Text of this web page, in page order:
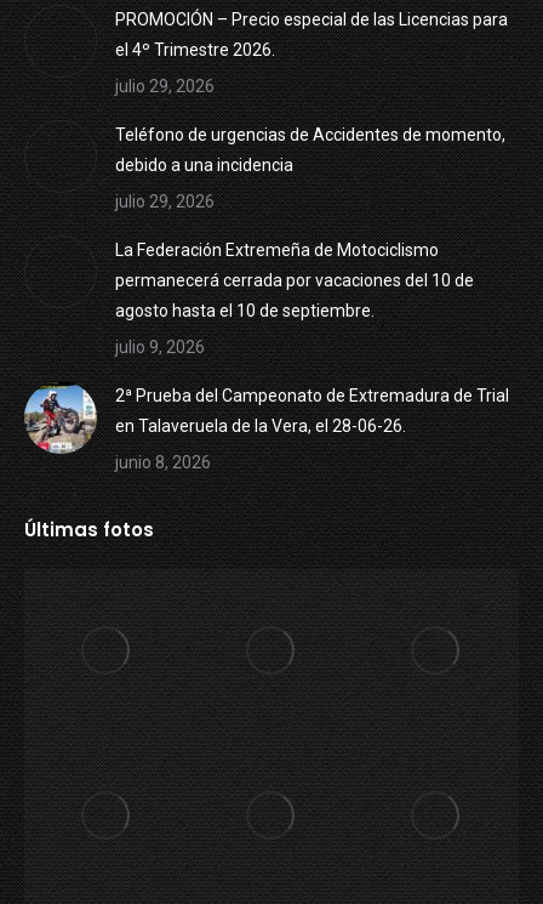
PROMOCIÓN – Precio especial de las Licencias para
el 4º Trimestre 2026.
julio 29, 2026
Teléfono de urgencias de Accidentes de momento,
debido a una incidencia
julio 29, 2026
La Federación Extremeña de Motociclismo
permanecerá cerrada por vacaciones del 10 de
agosto hasta el 10 de septiembre.
julio 9, 2026
2ª Prueba del Campeonato de Extremadura de Trial
en Talaveruela de la Vera, el 28-06-26.
junio 8, 2026
Últimas fotos